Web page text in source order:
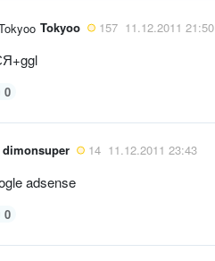
Tokyoo 157 11.12.2011 21:50
0
dimonsuper 14 11.12.2011 23:43
adsense
0